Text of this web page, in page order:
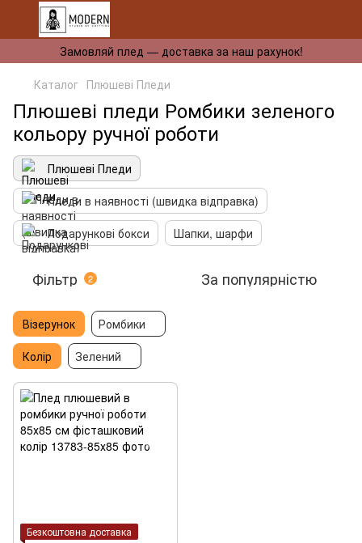
Замовляй плед — доставка за наш рахунок!
Каталог Плюшеві Пледи
Плюшеві пледи Ромбики зеленого
кольору ручної роботи
Плюшеві Пледи
Пледи в наявності (швидка відправка)
Подарункові бокси
Шапки, шарфи
Фільтр 2 За популярністю
Візерунок
Ромбики
Колір
Зелений
Безкоштовна доставка